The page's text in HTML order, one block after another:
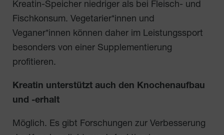
Kreatin-Speicher niedriger als bei Fleisch- und
Fischkonsum. Vegetarier*innen und
Veganer*innen können daher im Leistungssport
besonders von einer Supplementierung
profitieren.
Kreatin unterstützt auch den Knochenaufbau
und -erhalt
Möglich. Es gibt Forschungen zur Verbesserung